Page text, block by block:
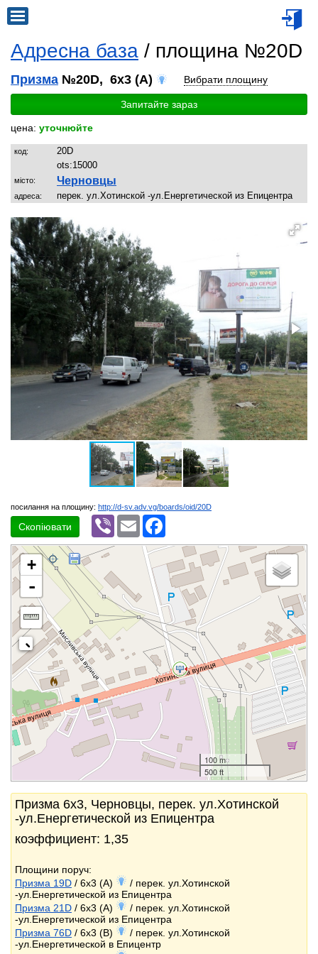
Адресна база / площина №20D
Призма №20D, 6x3 (A) Вибрати площину
Запитайте зараз
цена: уточнюйте
код:
20D
ots:15000
місто: Черновцы
адреса: перек. ул.Хотинской -ул.Енергетической из Епицентра
посилання на площину: http://d-sv.adv.vg/boards/oid/20D
Скопіювати
Viber Email
+
-
100 m
500 ft
Призма 6x3, Черновцы, перек. ул.Хотинской
-ул.Енергетической из Епицентра
коэффициент: 1,35
Площини поруч:
Призма 19D / 6x3 (A)
/ перек. ул.Хотинской
-ул.Енергетической из Епицентра
Призма 21D / 6x3 (A)
/ перек. ул.Хотинской
-ул.Енергетической из Епицентра
Призма 76D / 6x3 (B)
/ перек. ул.Хотинской
-ул.Енергетической в Епицентр